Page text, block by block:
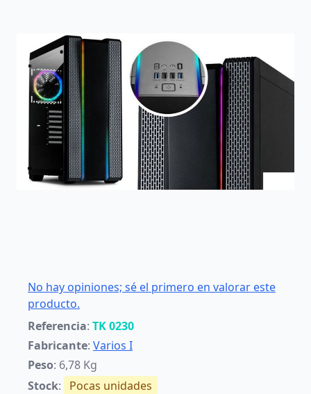
No hay opiniones; sé el primero en valorar este
producto.
Referencia: TK 0230
Fabricante: Varios I
Peso: 6,78 Kg
Stock: Pocas unidades